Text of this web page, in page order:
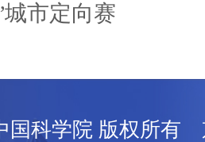
城市定向赛
国科学院 版权所有